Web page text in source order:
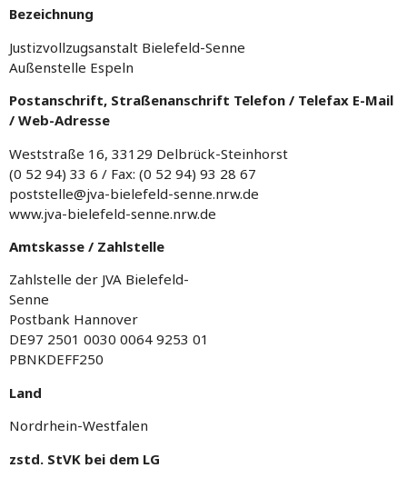
Bezeichnung
Justizvollzugsanstalt Bielefeld-Senne
Außenstelle Espeln
Postanschrift, Straßenanschrift Telefon / Telefax E-Mail
/ Web-Adresse
Weststraße 16, 33129 Delbrück-Steinhorst
(0 52 94) 33 6 / Fax: (0 52 94) 93 28 67
poststelle@jva-bielefeld-senne.nrw.de
www.jva-bielefeld-senne.nrw.de
Amtskasse / Zahlstelle
Zahlstelle der JVA Bielefeld-
Senne
Postbank Hannover
DE97 2501 0030 0064 9253 01
PBNKDEFF250
Land
Nordrhein-Westfalen
zstd. StVK bei dem LG